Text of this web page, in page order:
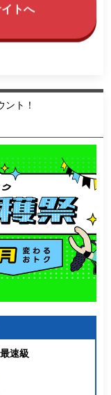
トへ
ント！
速級